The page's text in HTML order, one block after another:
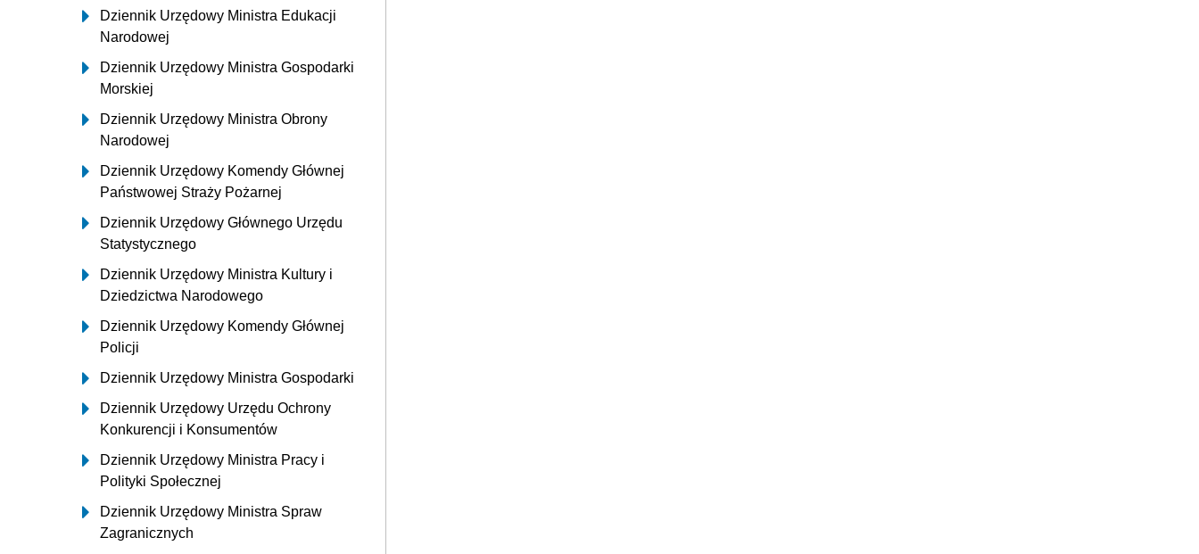
Dziennik Urzędowy Ministra Edukacji
Narodowej
Dziennik Urzędowy Ministra Gospodarki
Morskiej
Dziennik Urzędowy Ministra Obrony
Narodowej
Dziennik Urzędowy Komendy Głównej
Państwowej Straży Pożarnej
Dziennik Urzędowy Głównego Urzędu
Statystycznego
Dziennik Urzędowy Ministra Kultury i
Dziedzictwa Narodowego
Dziennik Urzędowy Komendy Głównej
Policji
Dziennik Urzędowy Ministra Gospodarki
Dziennik Urzędowy Urzędu Ochrony
Konkurencji i Konsumentów
Dziennik Urzędowy Ministra Pracy i
Polityki Społecznej
Dziennik Urzędowy Ministra Spraw
Zagranicznych